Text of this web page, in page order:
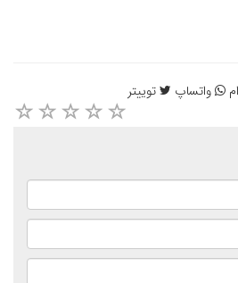
واتساپ توییتر